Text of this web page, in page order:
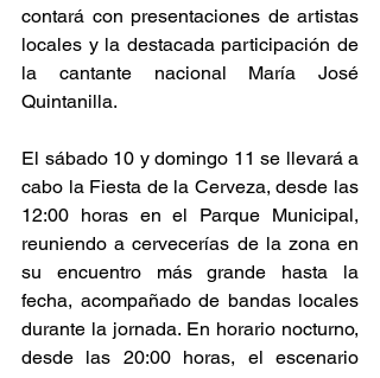
contará con presentaciones de artistas
locales y la destacada participación de
la cantante nacional María José
Quintanilla.
El sábado 10 y domingo 11 se llevará a
cabo la Fiesta de la Cerveza, desde las
12:00 horas en el Parque Municipal,
reuniendo a cervecerías de la zona en
su encuentro más grande hasta la
fecha, acompañado de bandas locales
durante la jornada. En horario nocturno,
desde las 20:00 horas, el escenario